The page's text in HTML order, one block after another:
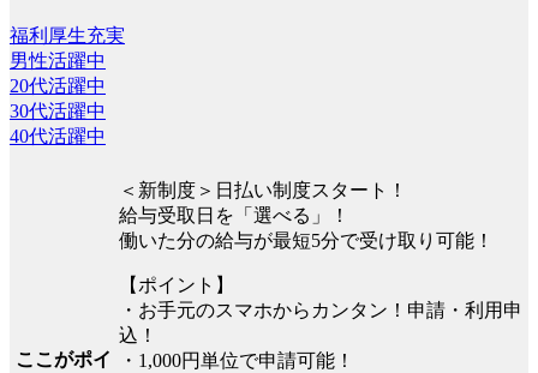
福利厚生充実
男性活躍中
20代活躍中
30代活躍中
40代活躍中
ここがポイ
＜新制度＞日払い制度スタート！
給与受取日を「選べる」！
働いた分の給与が最短5分で受け取り可能！
【ポイント】
・お手元のスマホからカンタン！申請・利用申
込！
・1,000円単位で申請可能！